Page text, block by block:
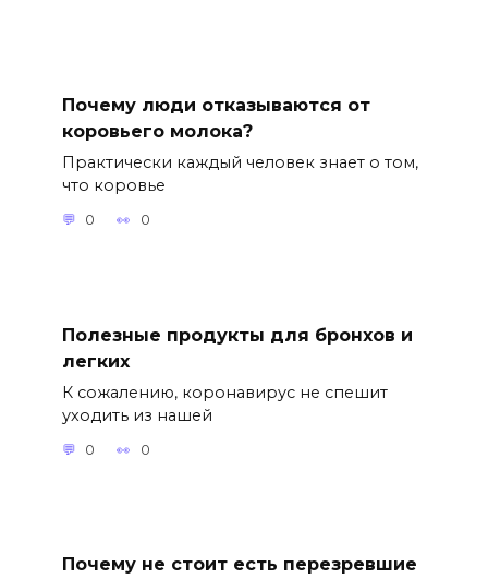
Почему люди отказываются от
коровьего молока?
Практически каждый человек знает о том,
что коровье
0 0
Полезные продукты для бронхов и
легких
К сожалению, коронавирус не спешит
уходить из нашей
0 0
Почему не стоит есть перезревшие